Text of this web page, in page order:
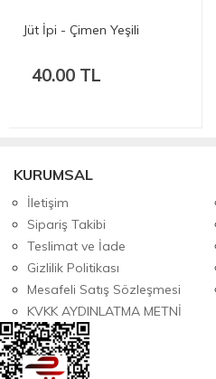
Jüt İpi - Çimen Yeşili
40.00 TL
KURUMSAL
İletişim
Sipariş Takibi
Teslimat ve İade
Gizlilik Politikası
Mesafeli Satış Sözleşmesi
KVKK AYDINLATMA METNİ